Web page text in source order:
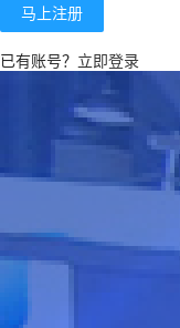
马上注册
已有账号？ 立即登录